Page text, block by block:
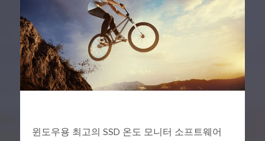
윈도우용 최고의 SSD 온도 모니터 소프트웨어